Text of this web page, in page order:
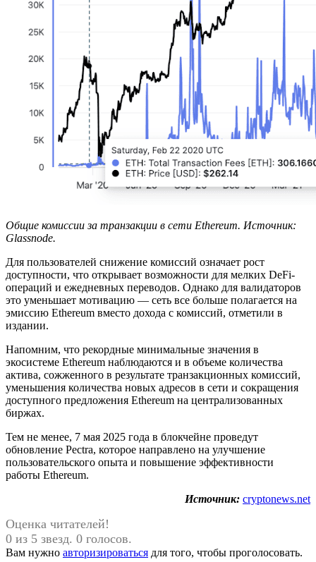
Общие комиссии за транзакции в сети Ethereum. Источник:
Glassnode.
Для пользователей снижение комиссий означает рост
доступности, что открывает возможности для мелких DeFi-
операций и ежедневных переводов. Однако для валидаторов
это уменьшает мотивацию — сеть все больше полагается на
эмиссию Ethereum вместо дохода с комиссий, отметили в
издании.
Напомним, что рекордные минимальные значения в
экосистеме Ethereum наблюдаются и в объеме количества
актива, сожженного в результате транзакционных комиссий,
уменьшения количества новых адресов в сети и сокращения
доступного предложения Ethereum на централизованных
биржах.
Тем не менее, 7 мая 2025 года в блокчейне проведут
обновление Pectra, которое направлено на улучшение
пользовательского опыта и повышение эффективности
работы Ethereum.
Источник: cryptonews.net
Оценка читателей!
0 из 5 звезд. 0 голосов.
Вам нужно авторизироваться для того, чтобы проголосовать.